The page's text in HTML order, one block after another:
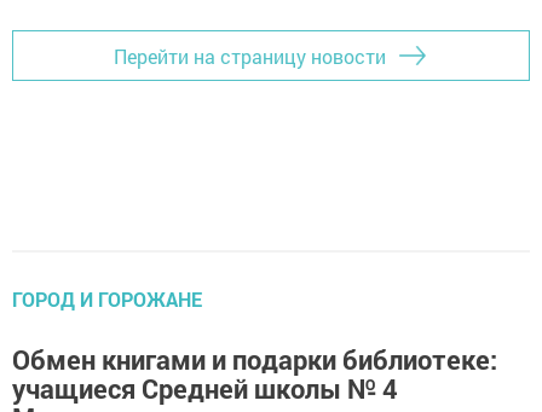
Перейти на страницу новости
ГОРОД И ГОРОЖАНЕ
Обмен книгами и подарки библиотеке:
учащиеся Средней школы № 4